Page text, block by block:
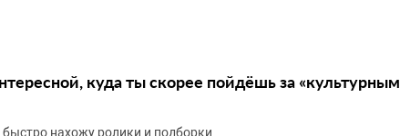
куда ты скорее пойдёшь за «культурным
нахожу ролики и подборки.